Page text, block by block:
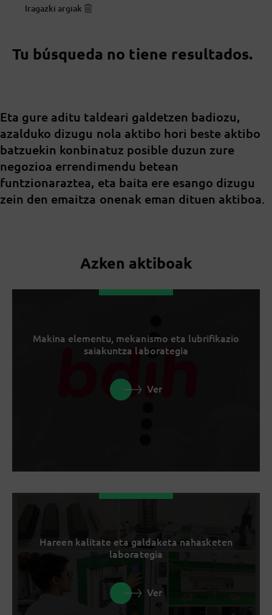
Iragazki argiak
Tu búsqueda no tiene resultados.
Eta gure aditu taldeari galdetzen badiozu,
azalduko dizugu nola aktibo hori beste aktibo
batzuekin konbinatuz posible duzun zure
negozioa errendimendu betean
funtzionaraztea, eta baita ere esango dizugu
zein den emaitza onenak eman dituen aktiboa.
Azken aktiboak
Makina elementu, mekanismo eta lubrifikazio
saiakuntza laborategia
Ver
Hareen kalitate eta galdaketa nahasketen
laborategia
Ver